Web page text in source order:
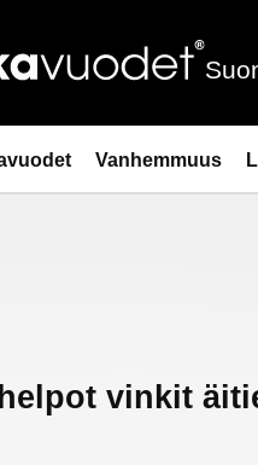
Vanhemmuus
vinkit